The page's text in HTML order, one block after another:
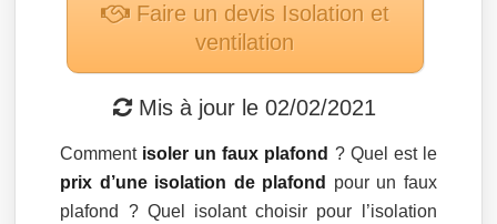
Faire un devis Isolation et
ventilation
Mis à jour le02/02/2021
Comment isoler un faux plafond ? Quel est le
prix d’une isolation de plafond
pour un faux
plafond ? Quel isolant choisir pour l’isolation